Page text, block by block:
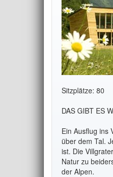
Sitzplätze: 80
DAS GIBT ES
Ein Ausflug ins
über dem Tal.
ist. Die
Natur zu
der Alpen.